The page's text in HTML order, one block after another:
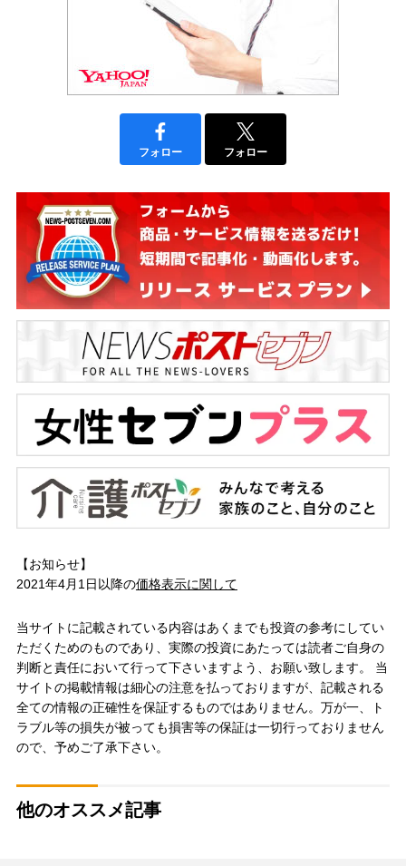
フォロー フォロー
【お知らせ】
2021年4月1日以降の価格表示に関して
当サイトに記載されている内容はあくまでも投資の参考にしてい
ただくためのものであり、実際の投資にあたっては読者ご自身の
判断と責任において行って下さいますよう、お願い致します。 当
サイトの掲載情報は細心の注意を払っておりますが、記載される
全ての情報の正確性を保証するものではありません。万が一、ト
ラブル等の損失が被っても損害等の保証は一切行っておりません
ので、予めご了承下さい。
他のオススメ記事